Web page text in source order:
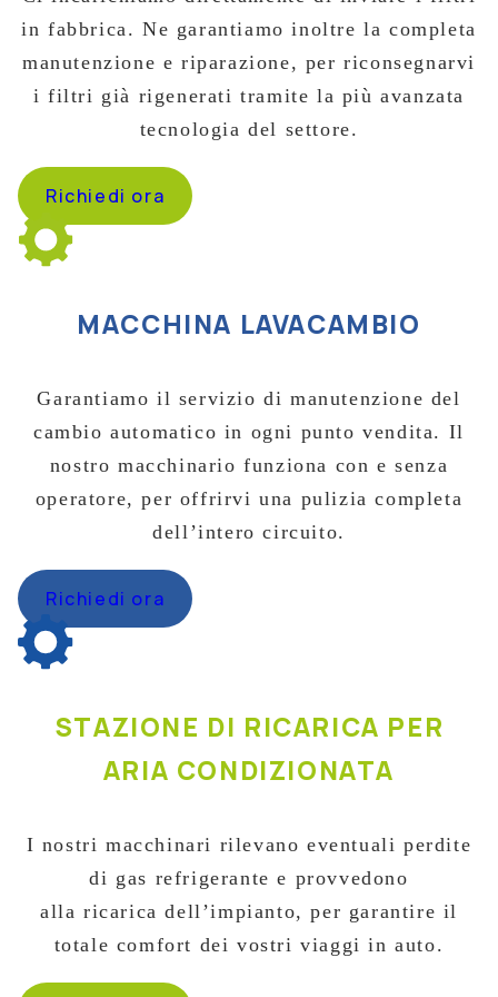
in fabbrica. Ne garantiamo inoltre la completa
manutenzione e riparazione, per riconsegnarvi
i filtri già rigenerati tramite la più avanzata
tecnologia del settore.
Richiedi ora
MACCHINA LAVACAMBIO
Garantiamo il servizio di manutenzione del
cambio automatico in ogni punto vendita. Il
nostro macchinario funziona con e senza
operatore, per offrirvi una pulizia completa
dell’intero circuito.
Richiedi ora
STAZIONE DI RICARICA PER
ARIA CONDIZIONATA
I nostri macchinari rilevano eventuali perdite
di gas refrigerante e provvedono
alla ricarica dell’impianto, per garantire il
totale comfort dei vostri viaggi in auto.